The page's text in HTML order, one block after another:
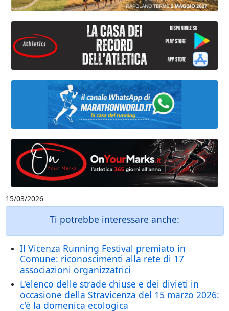
15/03/2026
Ti potrebbe interessare anche:
Il Vicenza Running Festival premiato in
Comune: riconoscimenti alla rete di 17
associazioni organizzatrici
L'elenco delle strade chiuse e dei divieti in
occasione della Stravicenza del 15 marzo 2026:
c'è la domenica ecologica